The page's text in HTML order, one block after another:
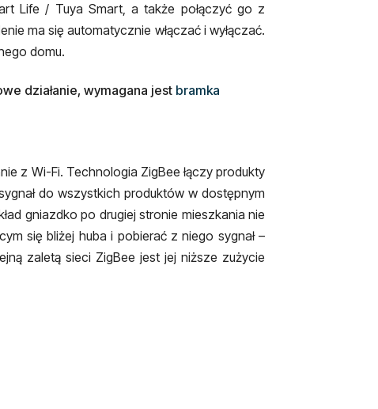
Life / Tuya Smart, a także połączyć go z
ma się automatycznie włączać i wyłączać.
domu.
działanie, wymagana jest bramka
z Wi-Fi. Technologia ZigBee łączy produkty
do wszystkich produktów w dostępnym
gniazdko po drugiej stronie mieszkania nie
się bliżej huba i pobierać z niego sygnał –
zaletą sieci ZigBee jest jej niższe zużycie